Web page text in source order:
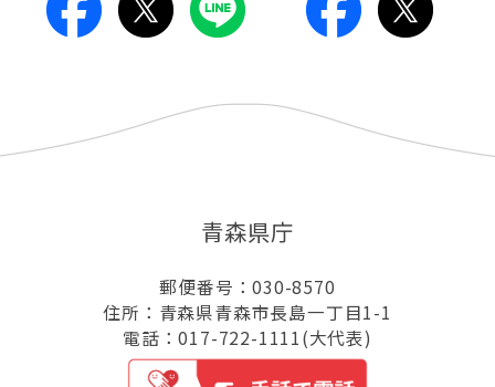
青森県庁
郵便番号：030-8570
住所：青森県青森市長島一丁目1-1
電話：017-722-1111(大代表)